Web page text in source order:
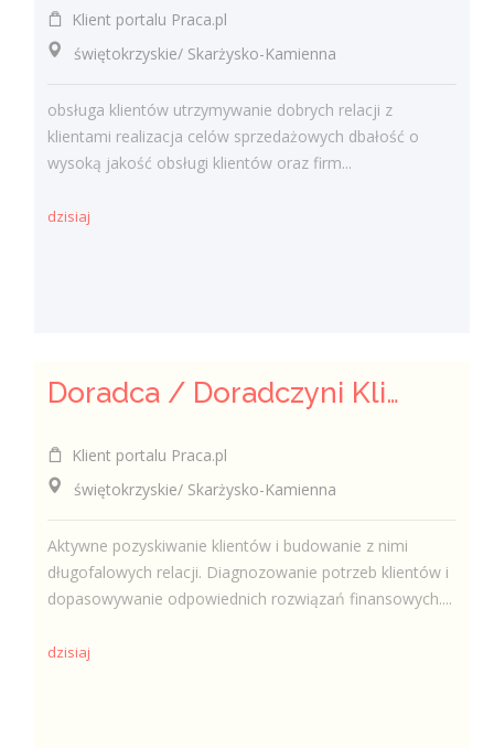
Klient portalu Praca.pl
świętokrzyskie/ Skarżysko-Kamienna
obsługa klientów utrzymywanie dobrych relacji z
klientami realizacja celów sprzedażowych dbałość o
wysoką jakość obsługi klientów oraz firm...
dzisiaj
Doradca / Doradczyni Klienta – branża finansowa
Klient portalu Praca.pl
świętokrzyskie/ Skarżysko-Kamienna
Aktywne pozyskiwanie klientów i budowanie z nimi
długofalowych relacji. Diagnozowanie potrzeb klientów i
dopasowywanie odpowiednich rozwiązań finansowych....
dzisiaj